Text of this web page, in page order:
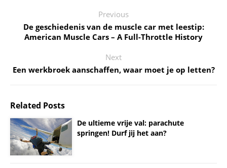
Previous
De geschiedenis van de muscle car met leestip:
American Muscle Cars – A Full-Throttle History
Next
Een werkbroek aanschaffen, waar moet je op letten?
Related Posts
De ultieme vrije val: parachute
springen! Durf jij het aan?